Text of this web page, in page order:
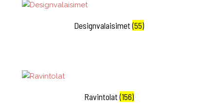
Designvalaisimet(55)
Ravintolat(156)